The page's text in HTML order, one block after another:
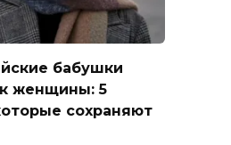
бабушки
женщины: 5
сохраняют